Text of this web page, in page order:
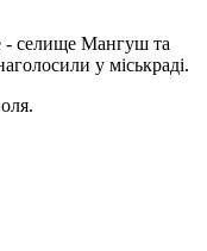
- селище Мангуш та
у міськраді.